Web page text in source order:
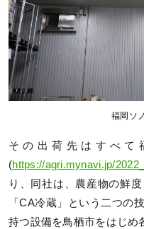
福岡ソ
その出荷先はすべて
(https://agri.mynavi.jp/
り、同社は、農産物の鮮
「CA冷蔵」という二つの
持つ設備を鳥栖市をはじめ